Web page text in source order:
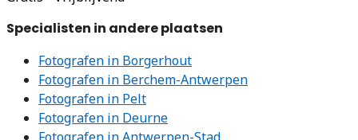
Specialisten in andere plaatsen
Fotografen in Borgerhout
Fotografen in Berchem-Antwerpen
Fotografen in Pelt
Fotografen in Deurne